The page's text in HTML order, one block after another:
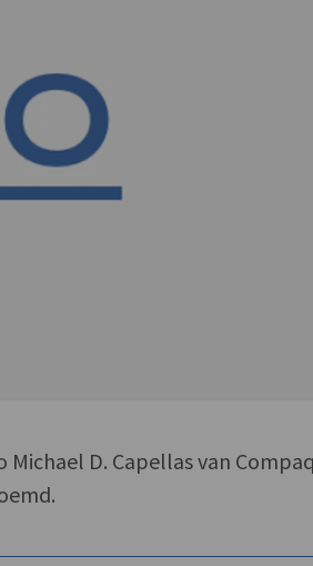
D. Capellas van Compaq